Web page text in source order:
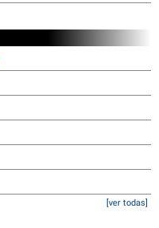
[ver todas]